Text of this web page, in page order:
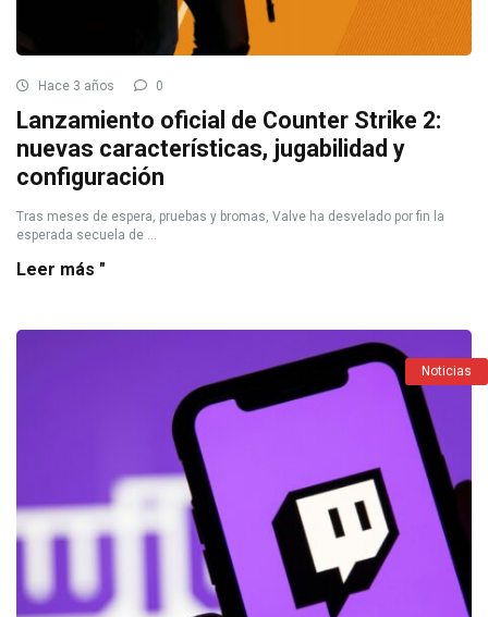
Hace 3 años 0
Lanzamiento oficial de Counter Strike 2:
nuevas características, jugabilidad y
configuración
Tras meses de espera, pruebas y bromas, Valve ha desvelado por fin la
esperada secuela de ...
Leer más "
Noticias